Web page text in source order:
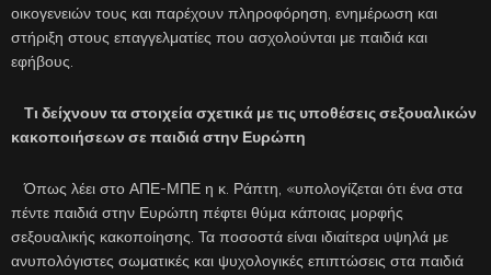
οικογενειών τους και παρέχουν πληροφόρηση, ενημέρωση και
στήριξη στους επαγγελματίες που ασχολούνται με παιδιά και
εφήβους.
Τι δείχνουν τα στοιχεία σχετικά με τις υποθέσεις σεξουαλικών
κακοποιήσεων σε παιδιά στην Ευρώπη
Όπως λέει στο ΑΠΕ-ΜΠΕ η κ. Ράπτη, «υπολογίζεται ότι ένα στα
πέντε παιδιά στην Ευρώπη πέφτει θύμα κάποιας μορφής
σεξουαλικής κακοποίησης. Τα ποσοστά είναι ιδιαίτερα υψηλά με
ανυπολόγιστες σωματικές και ψυχολογικές επιπτώσεις στα παιδιά